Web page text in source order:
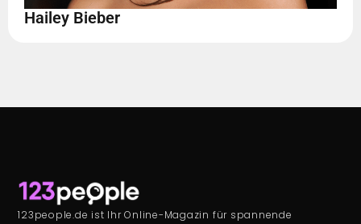
Hailey Bieber
123people.de ist Ihr Online-Magazin für spannende